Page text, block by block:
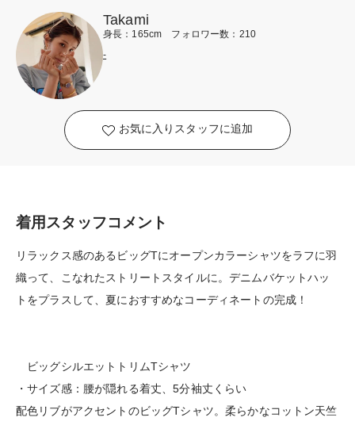
Takami
身長：165cm フォロワー数：210
-
お気に入りスタッフに追加
着用スタッフコメント
リラックス感のあるビッグTにオープンカラーシャツをラフに羽
織って、こなれたストリートスタイルに。デニムバケットハッ
トをプラスして、夏におすすめなコーディネートの完成！
ビッグシルエットトリムTシャツ
・サイズ感：腰が隠れる着丈、5分袖丈くらい
配色リブがアクセントのビッグTシャツ。柔らかなコットン天竺